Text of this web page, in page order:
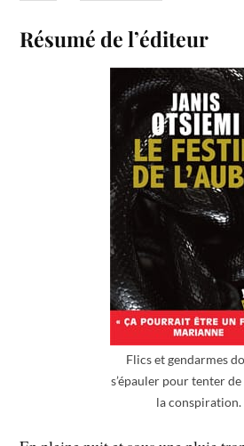
Résumé de l’éditeur
Flics et gendarmes
s’épauler pour tenter
la conspiration.